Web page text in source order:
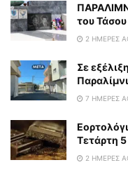
του
2 ΗΜΈΡΕΣ
Σε
7 ΗΜΈΡΕΣ
Τετάρτη
2 ΗΜΈΡΕΣ